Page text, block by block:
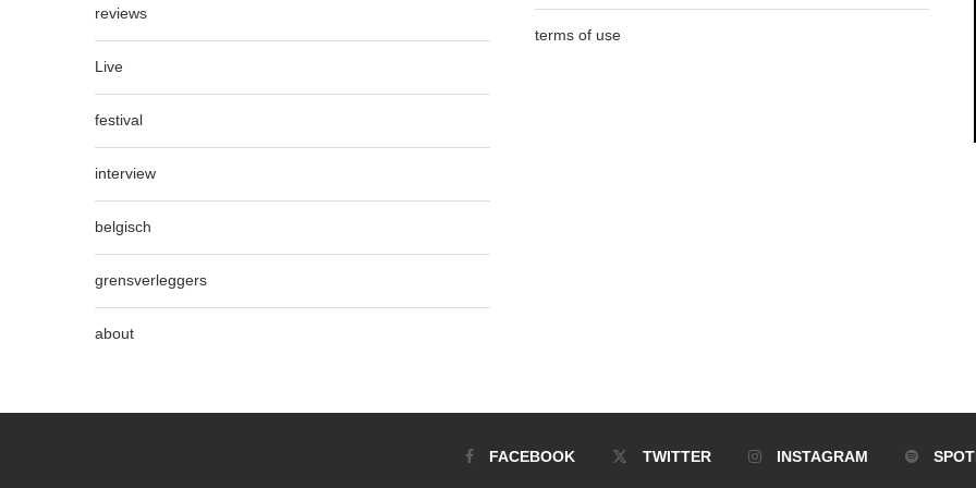
reviews
Live
festival
interview
belgisch
grensverleggers
about
terms of use
FACEBOOK TWITTER INSTAGRAM